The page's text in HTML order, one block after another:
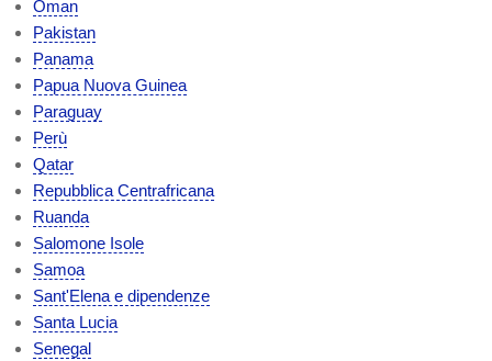
Oman
Pakistan
Panama
Papua Nuova Guinea
Paraguay
Perù
Qatar
Repubblica Centrafricana
Ruanda
Salomone Isole
Samoa
Sant'Elena e dipendenze
Santa Lucia
Senegal